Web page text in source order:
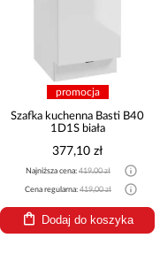
promocja
Szafka kuchenna Basti B40
1D1S biała
377,10 zł
Najniższa cena: 419,00 zł
Cena regularna: 419,00 zł
Dodaj do koszyka